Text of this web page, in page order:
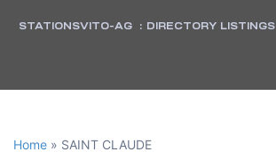
STATIONSVITO-AG : DIRECTORY LISTINGS
Home » SAINT CLAUDE